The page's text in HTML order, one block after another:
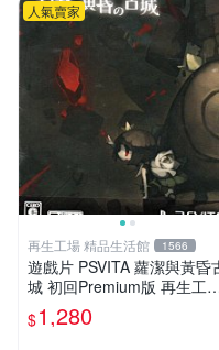
人氣賣家
再生工場 精品生活館 1566
遊戲片 PSVITA 蘿潔與黃昏
城 初回Premium版 再生工
01
$1,280